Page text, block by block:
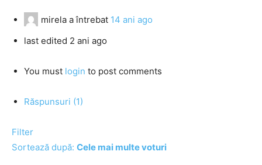
mirela a întrebat 14 ani ago
last edited 2 ani ago
You must login to post comments
Răspunsuri (1)
Filter
Sortează după: Cele mai multe voturi